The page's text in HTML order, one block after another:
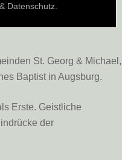
& Datenschutz.
St. Georg & Michael,
Baptist in Augsburg.
Erste. Geistliche
der